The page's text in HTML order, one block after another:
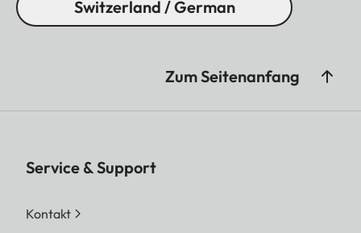
Switzerland / German
Zum Seitenanfang
Service & Support
Kontakt